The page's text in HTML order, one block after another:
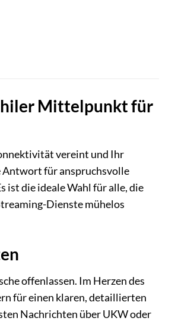
Mittelpunkt für
vereint und Ihr
Antwort für anspruchsvolle
ist die ideale Wahl für alle, die
Dienste mühelos
offenlassen. Im Herzen des
für einen klaren, detaillierten
Nachrichten über UKW oder